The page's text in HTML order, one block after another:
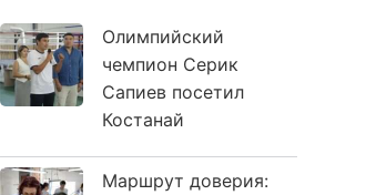
Олимпийский
чемпион Серик
Сапиев посетил
Костанай
Маршрут доверия: